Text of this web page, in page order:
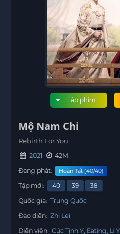
Tập phim
Mộ Nam Chi
Rebirth For You
2021
42M
Đang phát:
Hoàn Tất (40/40)
Tập mới: 40 39
38
Quốc gia: Trung Quốc
Đạo diễn: Zhi Lei
Diễn viên: Cúc Tịnh Y Eating Li